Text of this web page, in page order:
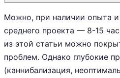
Можно, при наличии опыта
среднего проекта — 8-15
из этой статьи можно
проблем. Однако глубокие
(каннибализация,